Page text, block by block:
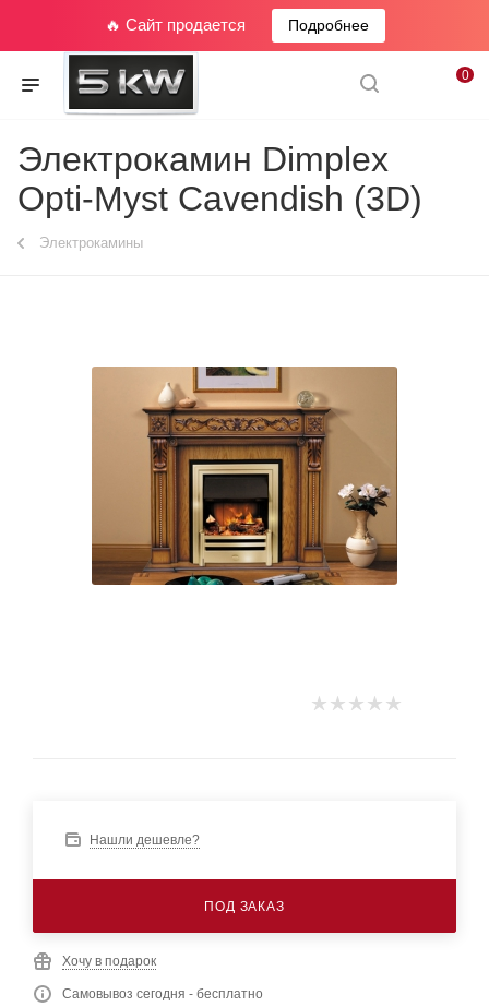
🔥 Сайт продается Подробнее
0
Электрокамин Dimplex
Opti-Myst Cavendish (3D)
Электрокамины
Нашли дешевле?
ПОД ЗАКАЗ
Хочу в подарок
Самовывоз сегодня - бесплатно